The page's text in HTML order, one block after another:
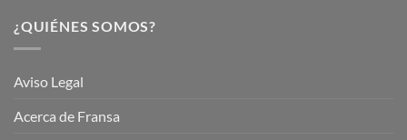
¿QUIÉNES SOMOS?
Aviso Legal
Acerca de Fransa